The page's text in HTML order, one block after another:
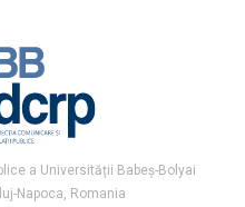
a Universității Babeș-Bolyai
Napoca, Romania